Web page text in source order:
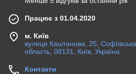
Працює з 01.04.2020
м. Київ
вулиця Каштанова, 25,
область, 08131, Київ, Україна
Контакти